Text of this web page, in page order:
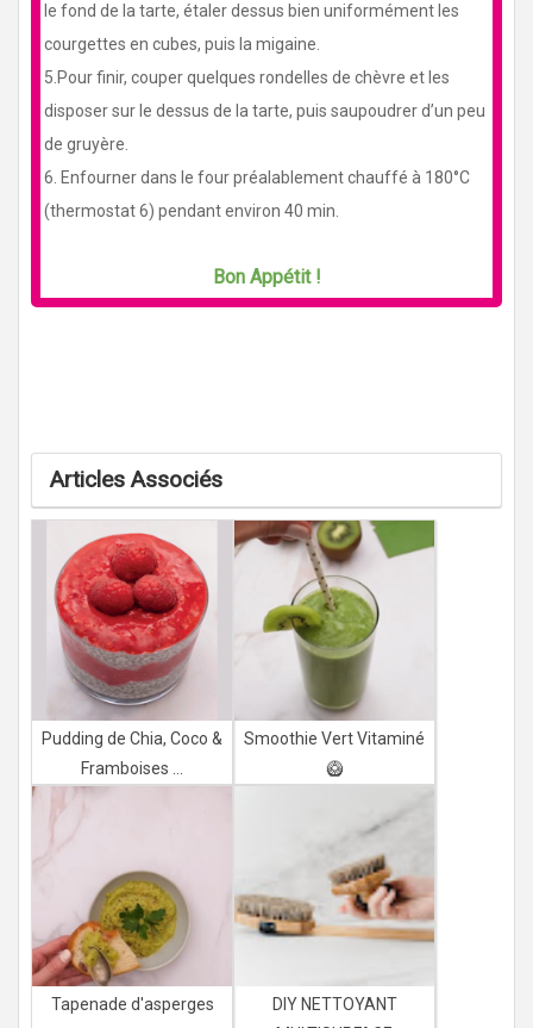
le fond de la tarte, étaler dessus bien uniformément les
courgettes en cubes, puis la migaine.
5.Pour finir, couper quelques rondelles de chèvre et les
disposer sur le dessus de la tarte, puis saupoudrer d’un peu
de gruyère.
6. Enfourner dans le four préalablement chauffé à 180°C
(thermostat 6) pendant environ 40 min.
Bon Appétit !
Articles Associés
Pudding de Chia, Coco &
Framboises ...
Smoothie Vert Vitaminé
🥝
Tapenade d'asperges
DIY NETTOYANT